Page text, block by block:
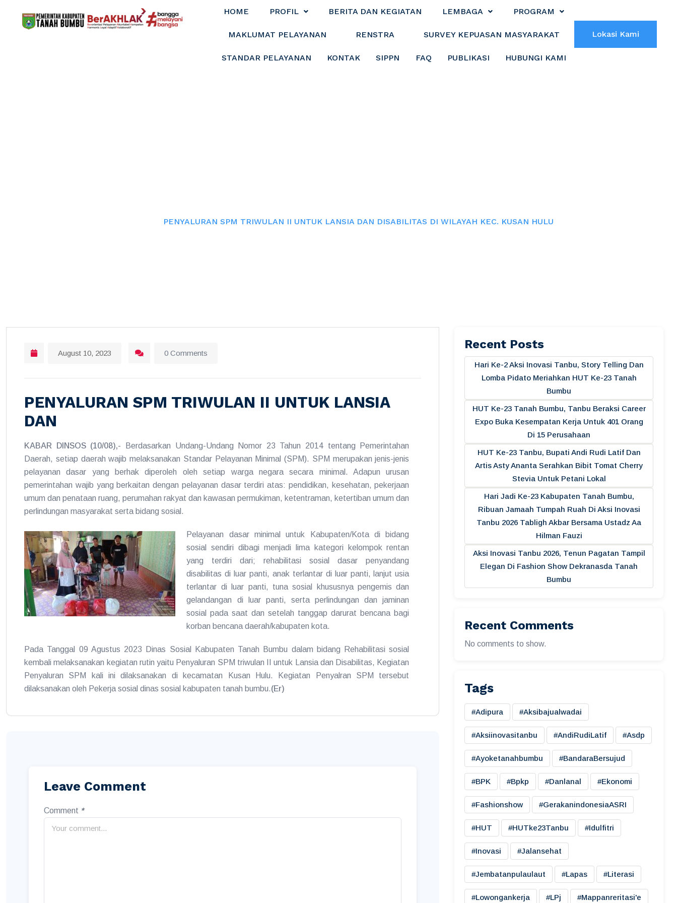
HOME PROFIL BERITA DAN KEGIATAN LEMBAGA PROGRAM
MAKLUMAT PELAYANAN RENSTRA SURVEY KEPUASAN MASYARAKAT
STANDAR PELAYANAN KONTAK SIPPN FAQ PUBLIKASI HUBUNGI KAMI
Lokasi Kami
PENYALURAN SPM TRIWULAN II UNTUK LANSIA DAN DISABILITAS DI WILAYAH KEC. KUSAN HULU
August 10, 2023 0 Comments
PENYALURAN SPM TRIWULAN II UNTUK LANSIA
DAN
KABAR DINSOS (10/08),-
Berdasarkan Undang-Undang Nomor 23 Tahun 2014 tentang Pemerintahan
Daerah, setiap daerah wajib melaksanakan Standar Pelayanan Minimal (SPM). SPM merupakan jenis-jenis
pelayanan dasar yang berhak diperoleh oleh setiap warga negara secara minimal. Adapun urusan
pemerintahan wajib yang berkaitan dengan pelayanan dasar terdiri atas: pendidikan, kesehatan, pekerjaan
umum dan penataan ruang, perumahan rakyat dan kawasan permukiman, ketentraman, ketertiban umum dan
perlindungan masyarakat serta bidang sosial.
Pelayanan dasar minimal untuk Kabupaten/Kota di bidang
sosial sendiri dibagi menjadi lima kategori kelompok rentan
yang terdiri dari; rehabilitasi sosial dasar penyandang
disabilitas di luar panti, anak terlantar di luar panti, lanjut usia
terlantar di luar panti, tuna sosial khususnya pengemis dan
gelandangan di luar panti, serta perlindungan dan jaminan
sosial pada saat dan setelah tanggap darurat bencana bagi
korban bencana daerah/kabupaten kota.
Pada Tanggal 09 Agustus 2023 Dinas Sosial Kabupaten Tanah Bumbu dalam bidang Rehabilitasi sosial
kembali melaksanakan kegiatan rutin yaitu Penyaluran SPM triwulan II untuk Lansia dan Disabilitas, Kegiatan
Penyaluran SPM kali ini dilaksanakan di kecamatan Kusan Hulu. Kegiatan Penyalran SPM tersebut
dilaksanakan oleh Pekerja sosial dinas sosial kabupaten tanah bumbu.(Er)
Leave Comment
Comment *
Recent Posts
Hari Ke-2 Aksi Inovasi Tanbu, Story Telling Dan
Lomba Pidato Meriahkan HUT Ke-23 Tanah
Bumbu
HUT Ke-23 Tanah Bumbu, Tanbu Beraksi Career
Expo Buka Kesempatan Kerja Untuk 401 Orang
Di 15 Perusahaan
HUT Ke-23 Tanbu, Bupati Andi Rudi Latif Dan
Artis Asty Ananta Serahkan Bibit Tomat Cherry
Stevia Untuk Petani Lokal
Hari Jadi Ke-23 Kabupaten Tanah Bumbu,
Ribuan Jamaah Tumpah Ruah Di Aksi Inovasi
Tanbu 2026 Tabligh Akbar Bersama Ustadz Aa
Hilman Fauzi
Aksi Inovasi Tanbu 2026, Tenun Pagatan Tampil
Elegan Di Fashion Show Dekranasda Tanah
Bumbu
Recent Comments
No comments to show.
Tags
#adipura #aksibajualwadai
#aksiinovasitanbu #AndiRudiLatif #asdp
#ayoketanahbumbu #BandaraBersujud
#BPK #bpkp #danlanal #ekonomi
#fashionshow #gerakanindonesiaASRI
#HUT #HUTke23Tanbu #idulfitri
#inovasi #jalansehat
#jembatanpulaulaut #lapas #literasi
#lowongankerja #LPj #mappanreritasi'e